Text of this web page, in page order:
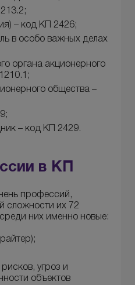
– код КП 2426;
в особо важных делах
органа акционерного
общества –
– код КП 2429.
в КП
профессий,
сложности их 72
них именно новые:
угроз и
объектов